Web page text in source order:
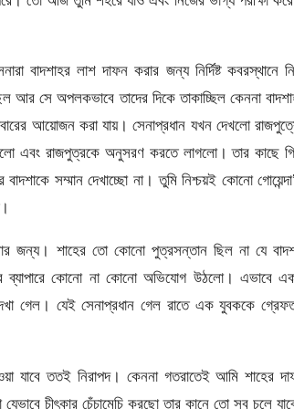
বাদশাহর লাশ দাফন করার জন্য নির্দিষ্ট কবরস্থানে
আর সে অপলকভাবে তাদের দিকে তাকাচ্ছিল কেননা
আয়োজন করা যায়। সেনাপ্রধান যখন দেখলো
এবং রাজপুত্রকে অনুসরণ করতে লাগলো। তার কাছে
সম্মান দেখাচ্ছো না। তুমি নিশ্চয়ই কোনো
জন্য। শাহের তো কোনো পুত্রসন্তান ছিল না যে
কোনো না কোনো অভিযোগ উঠলো। এভাবে
গেল। যেই সেনাপ্রধান গেল রাতে এক যুবককে
যাবে ততই নিরাপদ। কেননা গতরাতেই আমি শাহের
চীৎকার চেঁচামেচি করছো তার কানে তো সব চলে